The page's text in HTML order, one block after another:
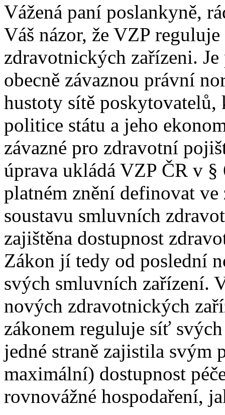
Vážená paní poslankyně,
Váš názor, že VZP
zdravotnických zařízeni.
obecně závaznou právní
hustoty sítě
politice státu a jeho
závazné pro zdravotní
úprava ukládá VZP ČR v
platném znění definovat
soustavu smluvních
zajištěna dostupnost
Zákon jí tedy od poslední
svých smluvních zařízení.
nových zdravotnických
zákonem reguluje síť
jedné straně zajistila
maximální) dostupnost
rovnovážné hospodaření,